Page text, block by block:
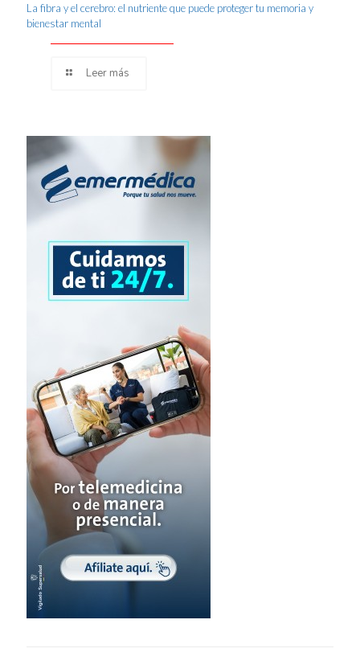
La fibra y el cerebro: el nutriente que puede proteger tu memoria y
bienestar mental
Leer más